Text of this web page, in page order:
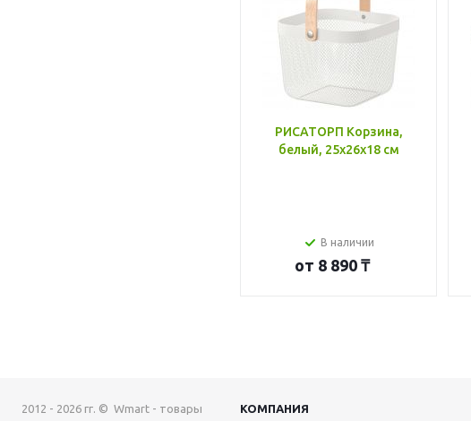
РИСАТОРП Корзина,
белый, 25x26x18 см
В наличии
от 8 890 ₸
2012 - 2026 гг. © Wmart - товары
КОМПАНИЯ